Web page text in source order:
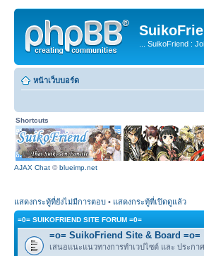
... SuikoFriend :
หน้าเว็บบอร์ด
Shortcuts
AJAX Chat ©blueimp.net
แสดงกระทู้ที่ยังไม่มีการตอบ • แสดงกระทู้ที่เปิดดูแล้ว
=0= SUIKOFRIEND SITE FORUM =0=
=o= SuikoFriend Site & Board =o=
เสนอแนะแนวทางการทำเวปไซต์ และ ประก